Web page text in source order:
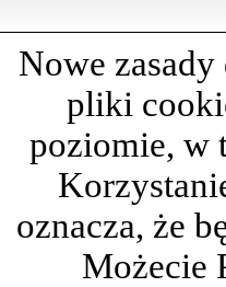
Nowe
pliki
poziomie, w
oznacza, że
Możecie